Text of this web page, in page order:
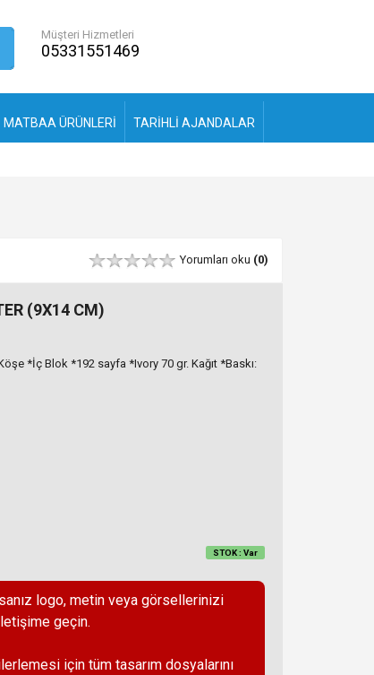
Müşteri Hizmetleri
05331551469
MATBAA ÜRÜNLERİ TARİHLİ AJANDALAR
Yorumları oku (0)
(9X14 CM)
*İç Blok *192 sayfa *Ivory 70 gr. Kağıt *Baskı:
STOK : Var
logo, metin veya görsellerinizi
geçin.
için tüm tasarım dosyalarını